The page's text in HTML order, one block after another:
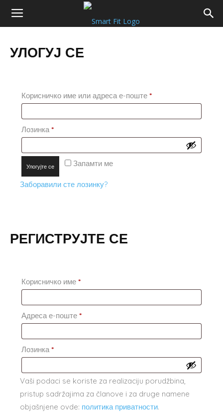
УЛОГУЈ СЕ
Корисничко име или адреса е-поште *Обавезно
Лозинка*Обавезно
Запамти ме
Улогујте се
Заборавили сте лозинку?
РЕГИСТРУЈТЕ СЕ
Корисничко име *Обавезно
Адреса е-поште *Обавезно
Лозинка*Обавезно
Vaši podaci se koriste za realizaciju porudžbina,
pristup sadržajima za članove i za druge namene
objašnjene ovde: политика приватности.